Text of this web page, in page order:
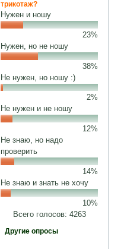
трикотаж?
Нужен и ношу
23%
Нужен, но не ношу
38%
Не нужен, но ношу :)
2%
Не нужен и не ношу
12%
Не знаю, но надо
проверить
14%
Не знаю и знать не хочу
10%
Всего голосов: 4263
Другие опросы